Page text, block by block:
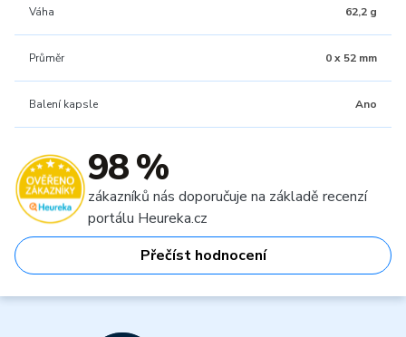
Váha 62,2 g
Průměr 0 x 52 mm
Balení kapsle Ano
98 %
zákazníků nás doporučuje na základě recenzí
portálu Heureka.cz
Přečíst hodnocení